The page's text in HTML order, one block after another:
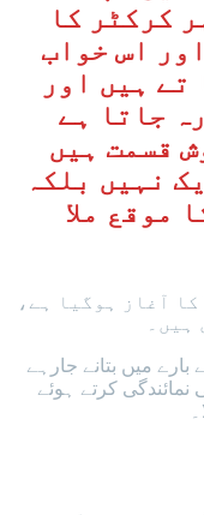
کرکٹر کا
اس خواب
تے ہیں اور
جاتا ہے
قسمت ہیں
نہیں بلکہ
موقع ملا
آئی سی سی مینز ٹی ٹوئنٹی ورلڈکپ 2024 کا آغاز ہوگیا ہے،
میں بتانے جارہے
نمائندگی کرتے ہوئے